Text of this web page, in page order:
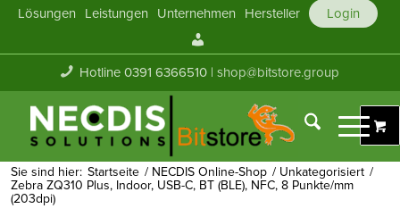
Lösungen Leistungen Unternehmen Hersteller
Login
Konto
Hotline 0391 6366510 |shop@bitstore.group
Sie sind hier: Startseite / NECDIS Online-Shop / Unkategorisiert /
Zebra ZQ310 Plus, Indoor, USB-C, BT (BLE), NFC, 8 Punkte/mm
(203dpi)